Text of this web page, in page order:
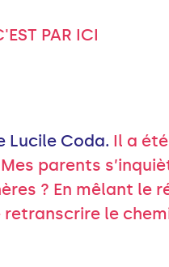
PAR ICI
Lucile Coda. Il a
parents
? En mêlant le
le